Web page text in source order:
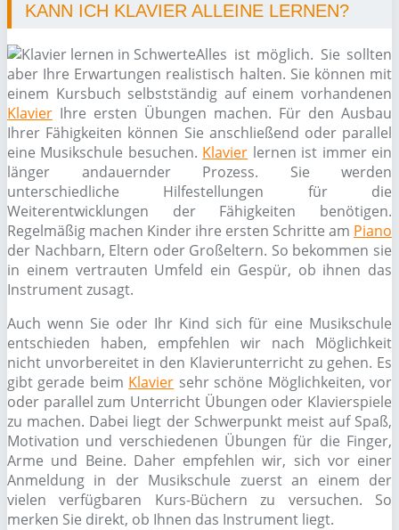
KANN ICH KLAVIER ALLEINE LERNEN?
Alles ist möglich. Sie sollten
aber Ihre Erwartungen realistisch halten. Sie können mit
einem Kursbuch selbstständig auf einem vorhandenen
Klavier Ihre ersten Übungen machen. Für den Ausbau
Ihrer Fähigkeiten können Sie anschließend oder parallel
eine Musikschule besuchen. Klavier lernen ist immer ein
länger andauernder Prozess. Sie werden
unterschiedliche Hilfestellungen für die
Weiterentwicklungen der Fähigkeiten benötigen.
Regelmäßig machen Kinder ihre ersten Schritte am Piano
der Nachbarn, Eltern oder Großeltern. So bekommen sie
in einem vertrauten Umfeld ein Gespür, ob ihnen das
Instrument zusagt.
Auch wenn Sie oder Ihr Kind sich für eine Musikschule
entschieden haben, empfehlen wir nach Möglichkeit
nicht unvorbereitet in den Klavierunterricht zu gehen. Es
gibt gerade beim Klavier sehr schöne Möglichkeiten, vor
oder parallel zum Unterricht Übungen oder Klavierspiele
zu machen. Dabei liegt der Schwerpunkt meist auf Spaß,
Motivation und verschiedenen Übungen für die Finger,
Arme und Beine. Daher empfehlen wir, sich vor einer
Anmeldung in der Musikschule zuerst an einem der
vielen verfügbaren Kurs-Büchern zu versuchen. So
merken Sie direkt, ob Ihnen das Instrument liegt.